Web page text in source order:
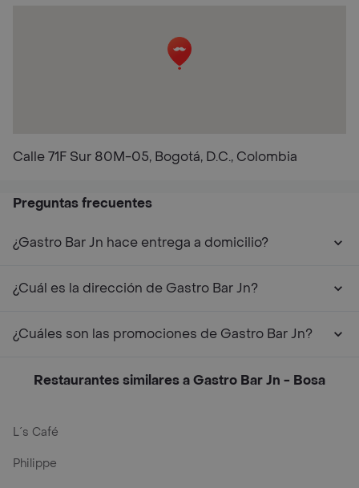
Calle 71F Sur 80M-05, Bogotá, D.C., Colombia
Preguntas frecuentes
¿Gastro Bar Jn hace entrega a domicilio?
¿Cuál es la dirección de Gastro Bar Jn?
¿Cuáles son las promociones de Gastro Bar Jn?
Restaurantes similares a Gastro Bar Jn - Bosa
L´s Café
Philippe